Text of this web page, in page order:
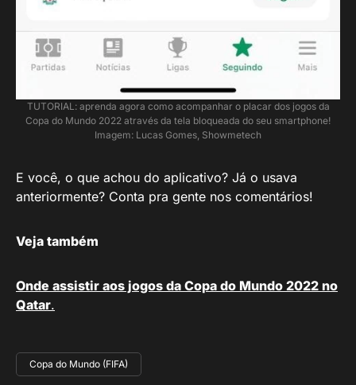
TUTORIAL: aprenda agora como acompanhar o placar dos jogos da
Copa do Mundo 2022 através da tela bloqueada do seu smartphone!
Imagem: Lucas Gomes, Showmetech
E você, o que achou do aplicativo? Já o usava
anteriormente? Conta pra gente nos comentários!
Veja também
Onde assistir aos jogos da Copa do Mundo 2022 no
Qatar.
Copa do Mundo (FIFA)